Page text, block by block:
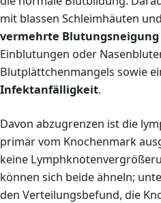
mit blassen Schleimhäuten
vermehrte Blutungsneigung
Einblutungen oder
Blutplättchenmangels sowie
Infektanfälligkeit.
Davon abzugrenzen ist die
primär vom Knochenmark
keine
können sich beide ähneln;
den Verteilungsbefund, die